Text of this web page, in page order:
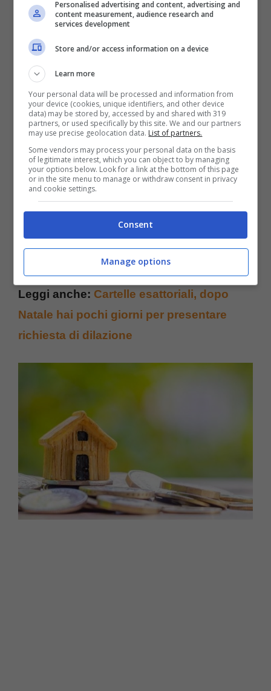
l’immobile entro 18 mesi dalla data di
conclusione dei lavori. L’acquirente può
usufruire della detrazione sul prezzo di
vendita, fino a un tetto di spesa di 96 mila
euro.
Leggi anche: Cartelle esattoriali, dopo
Natale hai pochi giorni per presentare
richiesta di dilazione
Personalised advertising and content, advertising and
content measurement, audience research and
services development
Store and/or access information on a device
Learn more
Your personal data will be processed and information from
your device (cookies, unique identifiers, and other device
data) may be stored by, accessed by and shared with 319
partners, or used specifically by this site. We and our partners
may use precise geolocation data. List of partners.
Some vendors may process your personal data on the basis
of legitimate interest, which you can object to by managing
your options below. Look for a link at the bottom of this page
or in the site menu to manage or withdraw consent in privacy
and cookie settings.
Consent
Manage options